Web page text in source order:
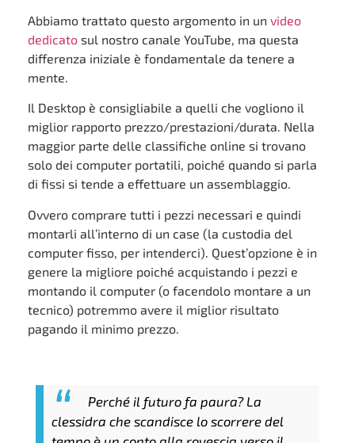
Abbiamo trattato questo argomento in un video
dedicato sul nostro canale YouTube, ma questa
differenza iniziale è fondamentale da tenere a
mente.
Il Desktop è consigliabile a quelli che vogliono il
miglior rapporto prezzo/prestazioni/durata. Nella
maggior parte delle classifiche online si trovano
solo dei computer portatili, poiché quando si parla
di fissi si tende a effettuare un assemblaggio.
Ovvero comprare tutti i pezzi necessari e quindi
montarli all’interno di un case (la custodia del
computer fisso, per intenderci). Quest’opzione è in
genere la migliore poiché acquistando i pezzi e
montando il computer (o facendolo montare a un
tecnico) potremmo avere il miglior risultato
pagando il minimo prezzo.
Perché il futuro fa paura? La
clessidra che scandisce lo scorrere del